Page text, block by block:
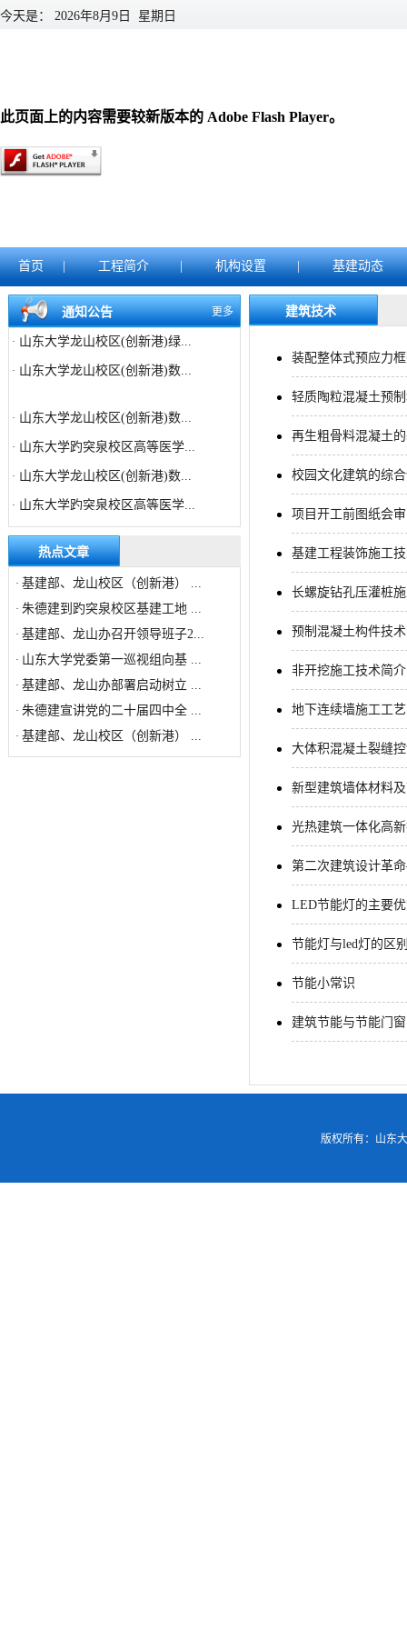
今天是： 2026年8月9日 星期日
此页面上的内容需要较新版本的 Adobe Flash Player。
首页 | 工程简介 | 机构设置 | 基建动态
通知公告 更多
· 山东大学趵突泉校区高等医学...
山东大学龙山校区(创新港)数...
· 山东大学趵突泉校区高等医学...
山东大学龙山校区(创新港)绿...
山东大学龙山校区(创新港)数...
山东大学龙山校区(创新港)数...
山东大学趵突泉校区高等医学...
山东大学龙山校区(创新港)数...
山东大学趵突泉校区高等医学...
· 山东大学龙山校区(创新港)绿...
· 山东大学龙山校区(创新港)数...
热点文章
· 基建部、龙山校区（创新港） ...
· 朱德建到趵突泉校区基建工地 ...
· 基建部、龙山办召开领导班子2...
· 山东大学党委第一巡视组向基 ...
· 基建部、龙山办部署启动树立 ...
· 朱德建宣讲党的二十届四中全 ...
· 基建部、龙山校区（创新港） ...
建筑技术
装配整体式预应力
轻质陶粒混凝土预
再生粗骨料混凝土
校园文化建筑的综
项目开工前图纸会
基建工程装饰施工
长螺旋钻孔压灌桩
预制混凝土构件技
非开挖施工技术简介
地下连续墙施工工艺
大体积混凝土裂缝
新型建筑墙体材料
光热建筑一体化高
第二次建筑设计革
LED节能灯的主要
节能灯与led灯的区
节能小常识
建筑节能与节能门窗
版权所有：山东